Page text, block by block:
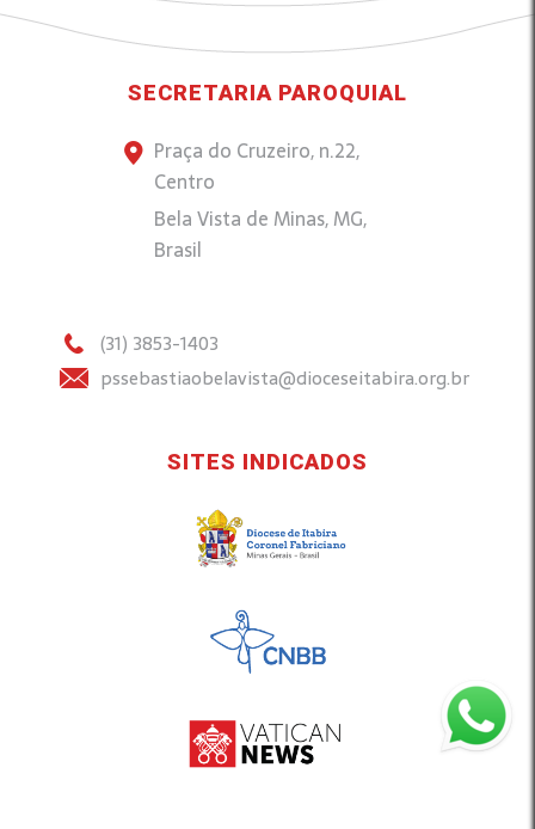
SECRETARIA PAROQUIAL
Praça do Cruzeiro, n.22,
Centro
Bela Vista de Minas, MG,
Brasil
(31) 3853-1403
pssebastiaobelavista@dioceseitabira.org.br
SITES INDICADOS